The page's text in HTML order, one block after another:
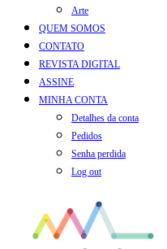
Arte
QUEM SOMOS
CONTATO
REVISTA DIGITAL
ASSINE
MINHA CONTA
Detalhes da conta
Pedidos
Senha perdida
Log out